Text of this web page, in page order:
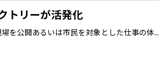
トリーが活発化
を公開あるいは市民を対象とした仕事の体...